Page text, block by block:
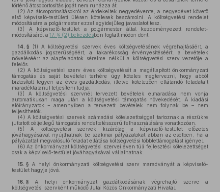
történő átcsoportosítás jogát nem ruházza át.
(2) Az átcsoportosításokról az érdekeltek negyedévente, a negyedévet követő
első képviselő-testületi ülésen kötelesek beszámolni. A költségvetési rendelet
módosítására a polgármester ezzel egyidejűleg javaslatot tesz.
(3) A képviselő-testület a polgármester által kezdeményezett rendelet-
módosításáról a 17. § (2) bekezdésben foglalt módon dönt.
14. § (1) A költségvetési szervek éves költségvetésének végrehajtásáért, a
gazdálkodás jogszerűségéért, a takarékosság érvényesítéséért, a bevételek
növeléséért az alapfeladatok sérelme nélkül a költségvetési szerv vezetője a
felelős.
(2) A költségvetési szerv éves költségvetését a megállapított önkormányzati
támogatás és saját bevételei terhére úgy köteles megtervezni, hogy abból
biztosított legyen az éves gazdálkodás, illetve kötelezően ellátandó feladatait
maradéktalanul teljesíteni tudja.
(3) A költségvetési szervnél tervezett bevételek elmaradása nem vonja
automatikusan maga után a költségvetési támogatás növekedését. A kiadási
előirányzatok – amennyiben a tervezett bevételek nem folynak be – nem
teljesíthetők.
(4) A költségvetési szervek számadási kötelezettséggel tartoznak a részükre
juttatott céljellegű támogatás rendeltetésszerű felhasználására vonatkozóan.
(5) A költségvetési szervek kizárólag a képviselő-testület előzetes
jóváhagyásával nyújthatnak be szakmai pályázatokat abban az esetben, ha a
pályázattal megvalósuló feladat ellátása költségvetési többlettámogatást igényel.
(6) Az önkormányzat költségvetési szervei éven túli fejlesztési kötelezettséget
csak a képviselő-testület jóváhagyásával vállalhatnak.
15. § A helyi önkormányzati költségvetési szerv maradványát a képviselő-
testület hagyja jóvá.
16. § A helyi önkormányzat gazdálkodásának végrehajtó szerve a
költségvetési szervként működő Jutai Közös Önkormányzati Hivatal.